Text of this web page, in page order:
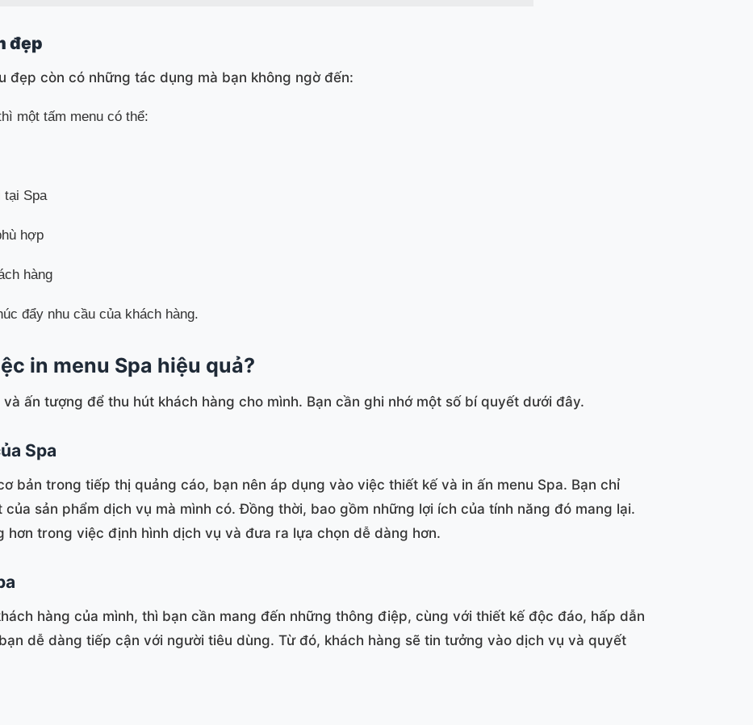
đẹp
đẹp còn có những tác dụng mà bạn không ngờ đến:
một tấm menu có thể:
tại Spa
hợp
hàng
đẩy nhu cầu của khách hàng.
in menu Spa hiệu quả?
ấn tượng để thu hút khách hàng cho mình. Bạn cần ghi nhớ một số bí quyết dưới đây.
Spa
bản trong tiếp thị quảng cáo, bạn nên áp dụng vào việc thiết kế và in ấn menu Spa. Bạn chỉ
sản phẩm dịch vụ mà mình có. Đồng thời, bao gồm những lợi ích của tính năng đó mang lại.
hơn trong việc định hình dịch vụ và đưa ra lựa chọn dễ dàng hơn.
hàng của mình, thì bạn cần mang đến những thông điệp, cùng với thiết kế độc đáo, hấp dẫn
dễ dàng tiếp cận với người tiêu dùng. Từ đó, khách hàng sẽ tin tưởng vào dịch vụ và quyết